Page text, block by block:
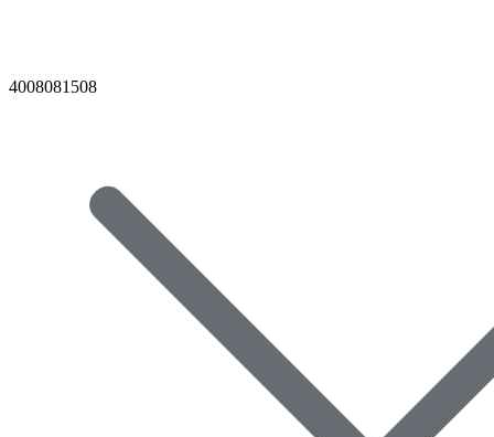
4008081508